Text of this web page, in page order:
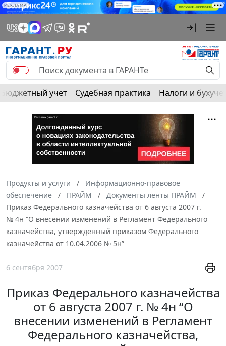
РЕКЛАМА
Бюджетный учет Судебная практика Налоги и
Продукты и услуги
Информационно-правовое
обеспечение
ПРАЙМ
Документы ленты ПРАЙМ
Приказ Федерального казначейства от 6 августа 2007 г.
№ 4н “О внесении изменений в Регламент Федерального
казначейства, утвержденный приказом Федерального
казначейства от 10.04.2006 № 5н”
6 сентября 2007
Приказ Федерального казначейства
от 6 августа 2007 г. № 4н “О
внесении изменений в Регламент
Федерального казначейства,